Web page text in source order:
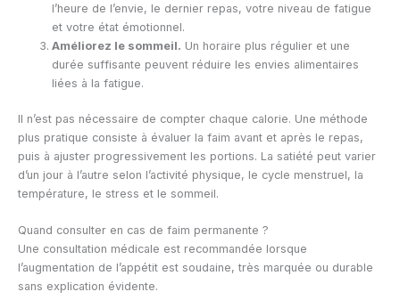
l’heure de l’envie, le dernier repas, votre niveau de fatigue
et votre état émotionnel.
Améliorez le sommeil. Un horaire plus régulier et une
durée suffisante peuvent réduire les envies alimentaires
liées à la fatigue.
Il n’est pas nécessaire de compter chaque calorie. Une méthode
plus pratique consiste à évaluer la faim avant et après le repas,
puis à ajuster progressivement les portions. La satiété peut varier
d’un jour à l’autre selon l’activité physique, le cycle menstruel, la
température, le stress et le sommeil.
Quand consulter en cas de faim permanente ?
Une consultation médicale est recommandée lorsque
l’augmentation de l’appétit est soudaine, très marquée ou durable
sans explication évidente.